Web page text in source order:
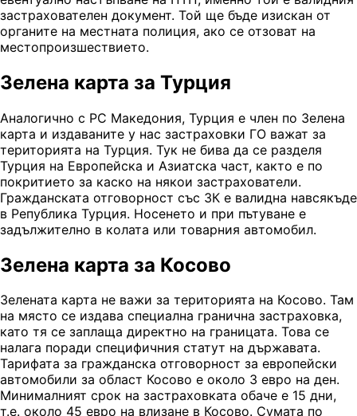
застрахователен документ. Той ще бъде изискан от
органите на местната полиция, ако се отзоват на
местопроизшествието.
Зелена карта за Турция
Аналогично с РС Македония, Турция е член по Зелена
карта и издаваните у нас застраховки ГО важат за
територията на Турция. Тук не бива да се разделя
Турция на Европейска и Азиатска част, както е по
покритието за каско на някои застрахователи.
Гражданската отговорност със ЗК е валидна навсякъде
в Република Турция. Носенето и при пътуване е
задължително в колата или товарния автомобил.
Зелена карта за Косово
Зелената карта не важи за територията на Косово. Там
на място се издава специална гранична застраховка,
като тя се заплаща директно на границата. Това се
налага поради специфичния статут на държавата.
Тарифата за гражданска отговорност за европейски
автомобили за област Косово е около 3 евро на ден.
Минималният срок на застраховката обаче е 15 дни,
т.е. около 45 евро на влизане в Косово. Сумата по